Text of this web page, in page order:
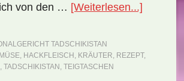
von den … [Weiterlesen...]
Baraki
TADSCHIKISTAN
, HACKFLEISCH , KRÄUTER, REZEPT,
, TADSCHIKISTAN , TEIGTASCHEN